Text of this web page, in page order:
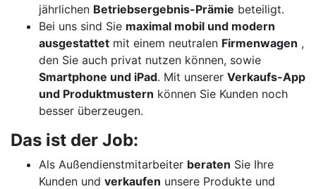
jährlichen Betriebsergebnis-Prämie beteiligt.
Bei uns sind Sie maximal mobil und modern
ausgestattet mit einem neutralen Firmenwagen ,
den Sie auch privat nutzen können, sowie
Smartphone und iPad. Mit unserer Verkaufs-App
und Produktmustern können Sie Kunden noch
besser überzeugen.
Das ist der Job:
Als Außendienstmitarbeiter beraten Sie Ihre
Kunden und verkaufen unsere Produkte und